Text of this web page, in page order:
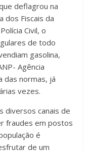
deflagrou na
dos Fiscais da
Civil, o
de todo
gasolina,
Agência
das normas, já
vezes.
diversos canais de
fraudes em postos
é
de um